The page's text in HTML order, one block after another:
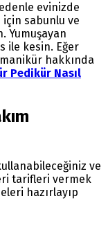
evinizde
için sabunlu ve
Yumuşayan
ile kesin. Eğer
hakkında
Pedikür Nasıl
ve
tarifleri vermek
hazırlayıp